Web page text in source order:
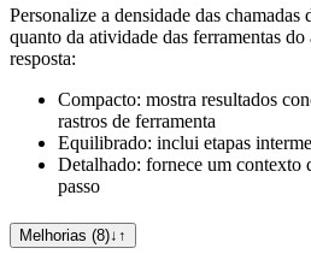
Personalize a densidade das
quanto da atividade das ferramentas
resposta:
Compacto: mostra resultados
rastros de ferramenta
Equilibrado: inclui etapas
Detalhado: fornece um contexto
passo
Melhorias (8)↓ ↑